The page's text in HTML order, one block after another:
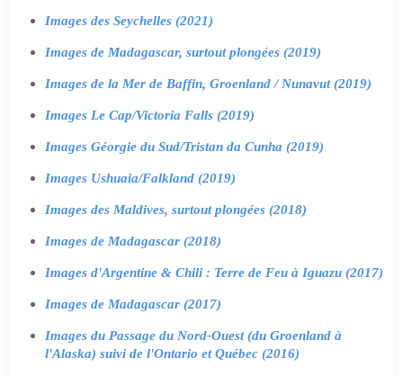
Images des Seychelles (2021)
Images de Madagascar, surtout plongées (2019)
Images de la Mer de Baffin, Groenland / Nunavut (2019)
Images Le Cap/Victoria Falls (2019)
Images Géorgie du Sud/Tristan da Cunha (2019)
Images Ushuaia/Falkland (2019)
Images des Maldives, surtout plongées (2018)
Images de Madagascar (2018)
Images d'Argentine & Chili : Terre de Feu à Iguazu (2017)
Images de Madagascar (2017)
Images du Passage du Nord-Ouest (du Groenland à
l'Alaska) suivi de l'Ontario et Québec (2016)